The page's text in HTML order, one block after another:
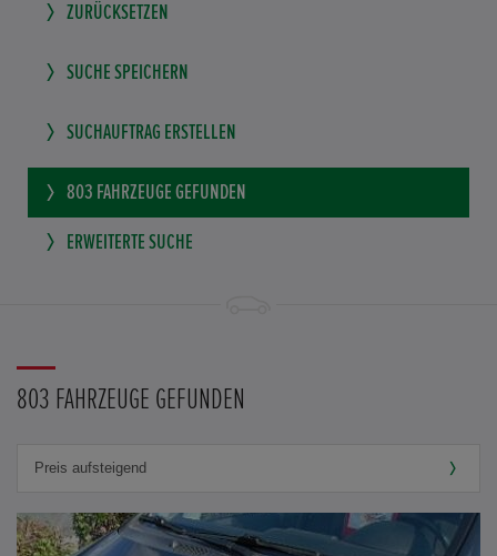
ZURÜCKSETZEN
SUCHE SPEICHERN
SUCHAUFTRAG ERSTELLEN
803 FAHRZEUGE GEFUNDEN
ERWEITERTE SUCHE
803 FAHRZEUGE GEFUNDEN